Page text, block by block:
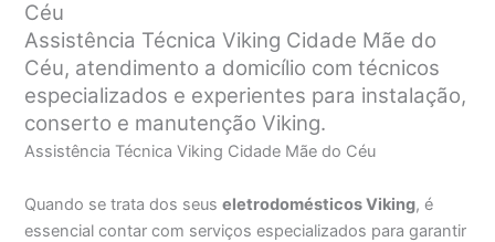
Céu
Assistência Técnica Viking Cidade Mãe do
Céu, atendimento a domicílio com técnicos
especializados e experientes para instalação,
conserto e manutenção Viking.
Assistência Técnica Viking Cidade Mãe do Céu
Quando se trata dos seuseletrodomésticos Viking, é
essencial contar com serviços especializados para garantir